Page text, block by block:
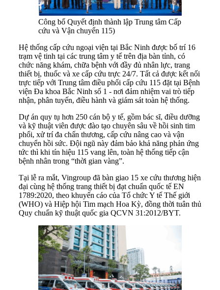
Công bố Quyết định thành lập Trung tâm Cấp
cứu và Vận chuyển 115)
Hệ thống cấp cứu ngoại viện tại Bắc Ninh được bố trí 16
trạm vệ tinh tại các trung tâm y tế trên địa bàn tỉnh, có
chức năng khám, chữa bệnh với đầy đủ nhân lực, trang
thiết bị, thuốc và xe cấp cứu trực 24/7. Tất cả được kết nối
trực tiếp với Trung tâm điều phối cấp cứu 115 đặt tại Bệnh
viện Đa khoa Bắc Ninh số 1 - nơi đảm nhiệm vai trò tiếp
nhận, phân tuyến, điều hành và giám sát toàn hệ thống.
Dự án quy tụ hơn 250 cán bộ y tế, gồm bác sĩ, điều dưỡng
và kỹ thuật viên được đào tạo chuyên sâu về hồi sinh tim
phổi, xử trí đa chấn thương, cấp cứu nâng cao và vận
chuyển hồi sức. Đội ngũ này đảm bảo khả năng phản ứng
tức thì khi tín hiệu 115 vang lên, toàn hệ thống tiếp cận
bệnh nhân trong “thời gian vàng”.
Tại lễ ra mắt, Vingroup đã bàn giao 15 xe cứu thương hiện
đại cùng hệ thống trang thiết bị đạt chuẩn quốc tế EN
1789:2020, theo khuyến cáo của Tổ chức Y tế Thế giới
(WHO) và Hiệp hội Tim mạch Hoa Kỳ, đồng thời tuân thủ
Quy chuẩn kỹ thuật quốc gia QCVN 31:2012/BYT.